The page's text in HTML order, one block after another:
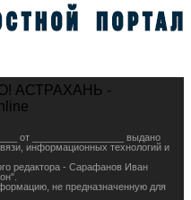
АСТРАХАНЬ -
от _________________ выдано
информационных технологий и
редактора - Сарафанов Иван
не предназначенную для